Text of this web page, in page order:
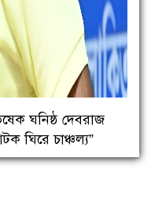
ঘনিষ্ঠ দেবরাজ
ঘিরে চাঞ্চল্য”